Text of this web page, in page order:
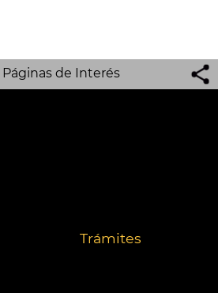
Páginas de Interés
Trámites